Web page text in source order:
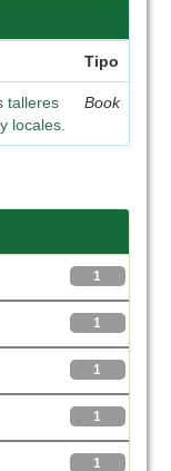
Tipo
talleres
locales.
Book
1
1
1
1
1